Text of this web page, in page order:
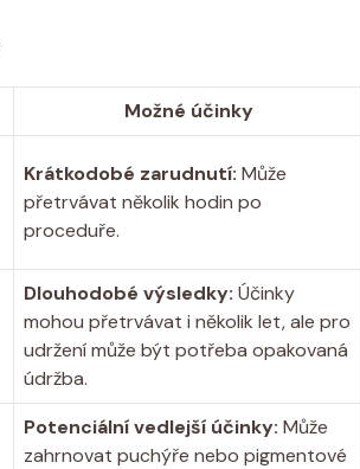
Možné účinky
Krátkodobé zarudnutí: Může
přetrvávat několik hodin po
proceduře.
Dlouhodobé výsledky: Účinky
mohou přetrvávat i několik let, ale pro
udržení může být potřeba opakovaná
údržba.
Potenciální vedlejší účinky: Může
zahrnovat puchýře nebo pigmentové